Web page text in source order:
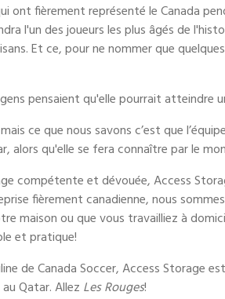
ont fièrement représenté le Canada
l'un des joueurs les plus âgés de
Et ce, pour ne nommer que
pensaient qu'elle pourrait atteindre
ce que nous savons c’est que
alors qu'elle se fera connaître par le
compétente et dévouée, Access
fièrement canadienne, nous
maison ou que vous travailliez à
et pratique!
de Canada Soccer, Access Storage
Qatar. Allez Les Rouges!